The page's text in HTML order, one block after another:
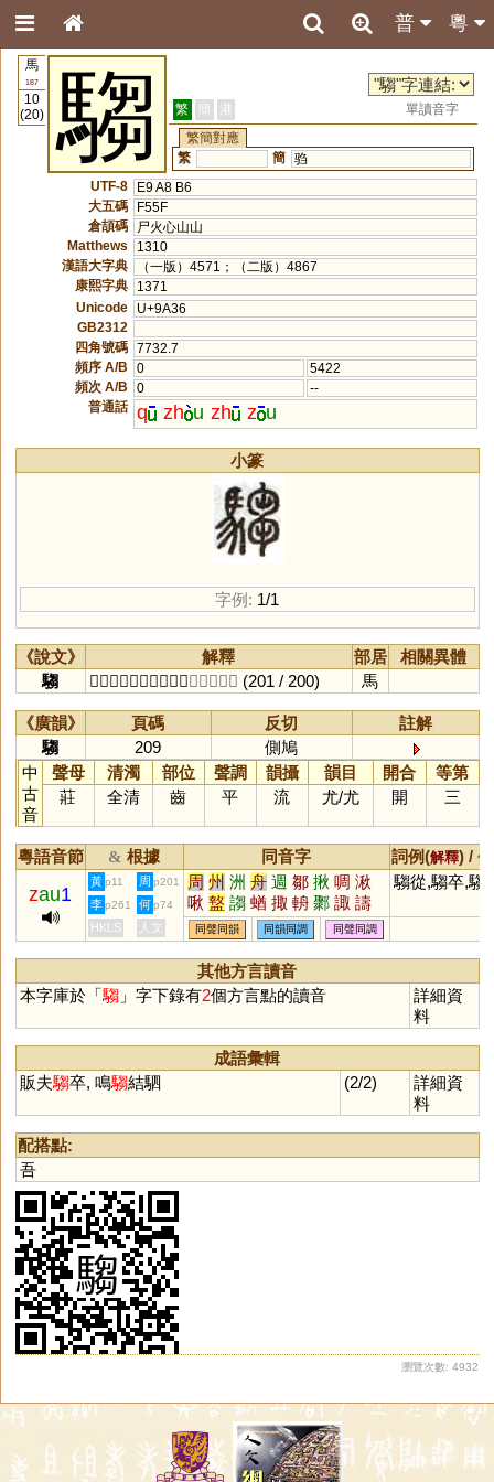
粵
普
馬
187
10
(20)
騶 繁 簡 港
單讀音字
繁簡對應
繁
簡 驺
UTF-8
E9 A8 B6
大五碼
F55F
倉頡碼
尸火心山山
Matthews
1310
漢語大字典
（一版）4571；（二版）4867
康熙字典
1371
Unicode
U+9A36
GB2312
四角號碼 7732.7
頻序 A/B
0
5422
頻次 A/B
0
--
普通話 q zh u zh z u
小篆
字例: 1/1
《說文》 解釋 部居
相關異體
騶
𢋁御也。从馬，芻聲。 〔側鳩切〕 (201 / 200) 馬
《廣韻》 頁碼 反切
註解
騶
209
側鳩
中
古
音
聲母 清濁 部位 聲調 韻攝 韻目 開合
等第
莊
全清 齒 平 流 尤/尤 開 三
粵語音節 & 根據 同音字 詞例(解釋) /
zau1
黃 p11 周 p201 周 州 洲 舟 週 鄒 揪 啁 湫
啾 盩 謅 蝤 掫 輈 鄹 諏 譸
鵃 齱 棷 棸 揫 緅 賙 輖 鯫
黀 菆 齺 淍 徟 婤 珘 騆 揂
銂 郰 洀 喌 侜 陬
騶從,騶卒,騶
李 p261 何 p74
HKLS 人文 同聲同韻 同韻同調 同聲同調
其他方言讀音
本字庫於「騶」字下錄有2個方言點的讀音
詳細資
料
成語彙輯
販夫騶卒, 鳴騶結駟 (2/2)
詳細資
料
配搭點:
吾
瀏覽次數: 4932